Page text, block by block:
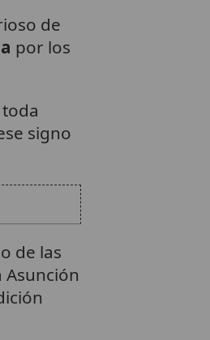
de
por los
signo
de las
Asunción